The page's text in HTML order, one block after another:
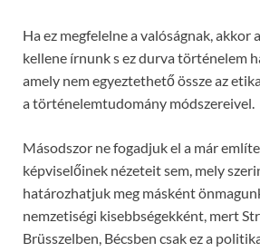
Ha ez megfelelne a valóságnak,
kellene írnunk s ez durva történelem
amely nem egyeztethető össze az
a történelemtudomány módszereivel.
Másodszor ne fogadjuk el a már
képviselőinek nézeteit sem, mely
határozhatjuk meg másként
nemzetiségi kisebbségekként, mert
Brüsszelben, Bécsben csak ez a